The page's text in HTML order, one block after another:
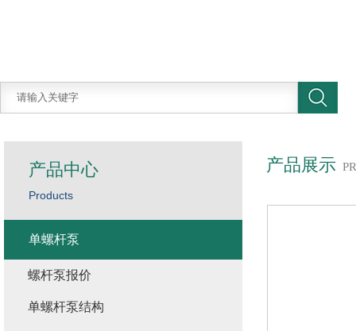
产品展示
产品中心
Products
单螺杆泵
螺杆泵报价
单螺杆泵结构